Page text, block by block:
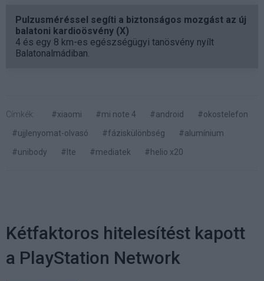
Pulzusméréssel segíti a biztonságos mozgást az új
balatoni kardioösvény (X)
4 és egy 8 km-es egészségügyi tanösvény nyílt
Balatonalmádiban.
Címkék: #xiaomi #mi note 4 #android
#okostelefon
#ujjlenyomat-olvasó
#fáziskülönbség
#alumínium
#unibody
#lte #mediatek #helio x20
Kétfaktoros hitelesítést kapott
a PlayStation Network